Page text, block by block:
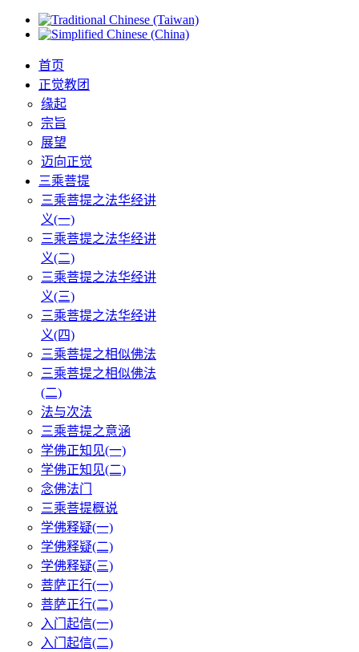
首页
正觉教团
缘起
宗旨
展望
迈向正觉
三乘菩提
三乘菩提之法华经讲
义(一)
三乘菩提之法华经讲
义(二)
三乘菩提之法华经讲
义(三)
三乘菩提之法华经讲
义(四)
三乘菩提之相似佛法
三乘菩提之相似佛法
(二)
法与次法
三乘菩提之意涵
学佛正知见(一)
学佛正知见(二)
念佛法门
三乘菩提概说
学佛释疑(一)
学佛释疑(二)
学佛释疑(三)
菩萨正行(一)
菩萨正行(二)
入门起信(一)
入门起信(二)